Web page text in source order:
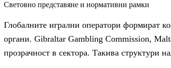
Световно представяне и нормативни рамки
Глобалните игрални оператори формират
органи. Gibraltar Gambling Commission,
прозрачност в сектора. Такива структури